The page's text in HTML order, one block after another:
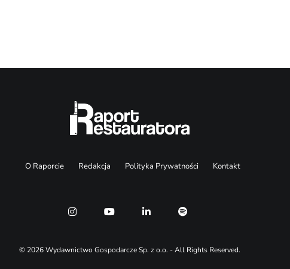
O Raporcie Redakcja Polityka Prywatności Kontakt
© 2026 Wydawnictwo Gospodarcze Sp. z o.o. - All Rights Reserved.